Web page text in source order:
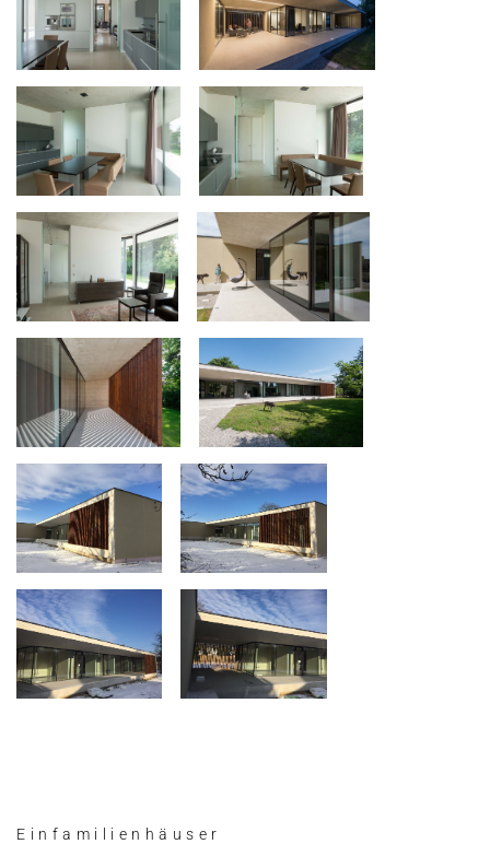
Einfamilienhäuser